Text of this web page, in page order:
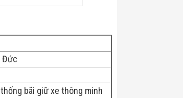
Đức
bãi giữ xe thông minh